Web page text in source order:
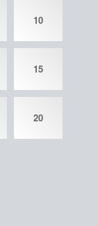
10
15
20